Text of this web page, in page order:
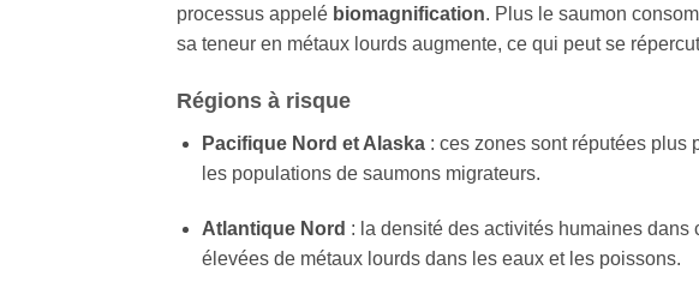
processus appelé biomagnification. Plus le saumon
sa teneur en métaux lourds augmente, ce qui peut se
Régions à risque
Pacifique Nord et Alaska: ces zones sont réputées plus
les populations de saumons migrateurs.
Atlantique Nord : la densité des activités humaines
élevées de métaux lourds dans les eaux et les poissons.